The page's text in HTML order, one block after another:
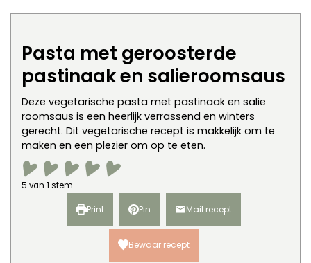
Pasta met geroosterde
pastinaak en salieroomsaus
Deze vegetarische pasta met pastinaak en salie
roomsaus is een heerlijk verrassend en winters
gerecht. Dit vegetarische recept is makkelijk om te
maken en een plezier om op te eten.
5 van 1 stem
Print Pin Mail recept
Bewaar recept